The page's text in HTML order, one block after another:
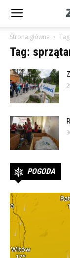
Strona główna Tagi
Tag:
POGODA